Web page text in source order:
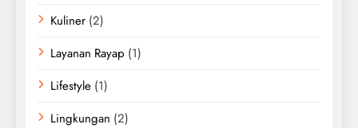
Kuliner (2)
Layanan Rayap (1)
Lifestyle (1)
Lingkungan (2)